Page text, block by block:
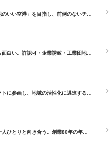
のいい空港」を目指し、前例のないチ…
白い。許認可・企業誘致・工業団地…
に参画し、地域の活性化に邁進する…
ひとりと向き合う。創業80年の年…